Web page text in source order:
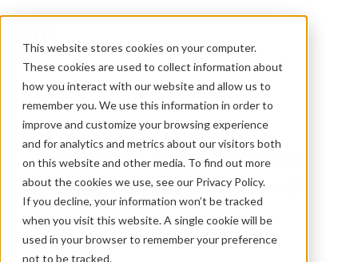
This website stores cookies on your computer.
These cookies are used to collect information about
how you interact with our website and allow us to
remember you. We use this information in order to
improve and customize your browsing experience
and for analytics and metrics about our visitors both
on this website and other media. To find out more
about the cookies we use, see our Privacy Policy.
If you decline, your information won’t be tracked
when you visit this website. A single cookie will be
used in your browser to remember your preference
not to be tracked.
デンタルシステムズ株式会社
完全版事例PDFダウンロード